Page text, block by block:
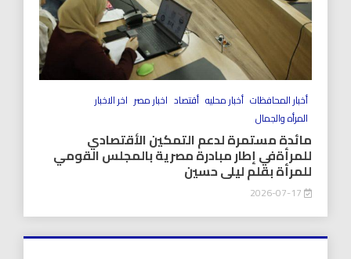
أخبار المحافظات أخبار محليه أقتصاد اخبار مصر اخر الاخبار
المرأه والجمال
مائدة مستمرة لدعم التمكين الأقتصادي
للمرأةفي إطار مبادرة مصرية بالمجلس القومي
للمرأة بقلم ليلى حسين